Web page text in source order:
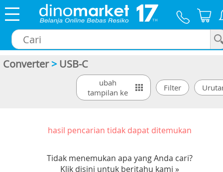
×
Converter > USB-C
ubah
tampilan ke
hasil pencarian tidak dapat ditemukan
Tidak menemukan apa yang Anda cari?
Klik disini untuk beritahu kami »